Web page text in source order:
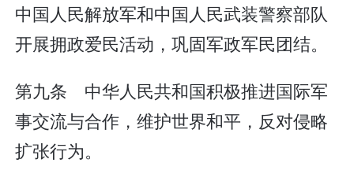
中国人民解放军和中国人民武装警察部队
开展拥政爱民活动，巩固军政军民团结。
第九条 中华人民共和国积极推进国际军
事交流与合作，维护世界和平，反对侵略
扩张行为。